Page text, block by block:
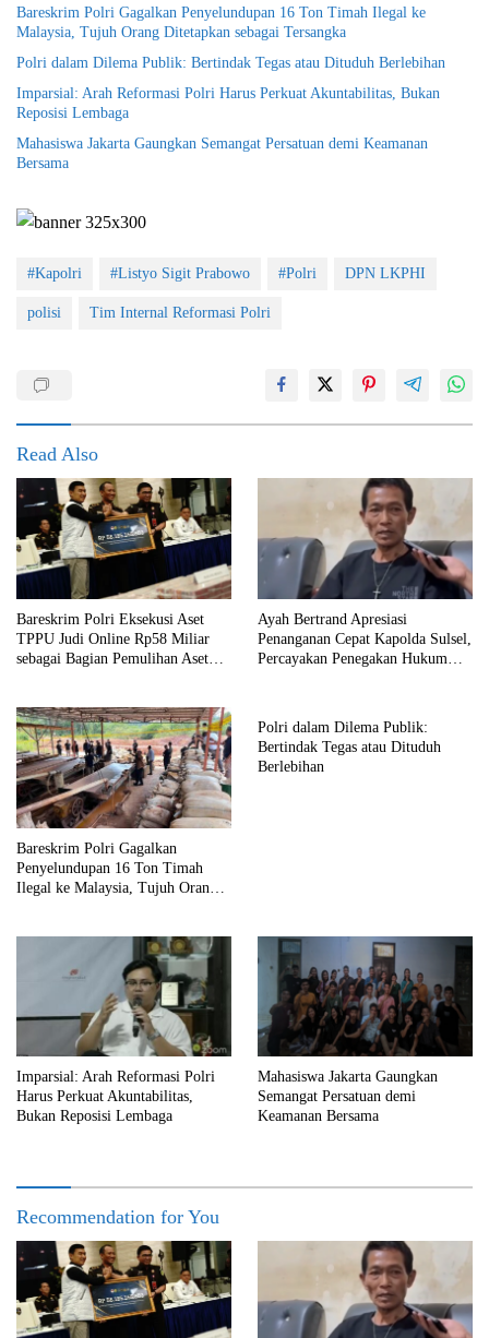
Bareskrim Polri Gagalkan Penyelundupan 16 Ton Timah Ilegal ke
Malaysia, Tujuh Orang Ditetapkan sebagai Tersangka
Polri dalam Dilema Publik: Bertindak Tegas atau Dituduh Berlebihan
Imparsial: Arah Reformasi Polri Harus Perkuat Akuntabilitas, Bukan
Reposisi Lembaga
Mahasiswa Jakarta Gaungkan Semangat Persatuan demi Keamanan
Bersama
#Kapolri #Listyo Sigit Prabowo #Polri DPN LKPHI
polisi Tim Internal Reformasi Polri
Read Also
Bareskrim Polri Eksekusi Aset
TPPU Judi Online Rp58 Miliar
sebagai Bagian Pemulihan Aset
Ayah Bertrand Apresiasi
Penanganan Cepat Kapolda Sulsel,
Percayakan Penegakan Hukum
Bareskrim Polri Gagalkan
Penyelundupan 16 Ton Timah
Ilegal ke Malaysia, Tujuh Orang
Polri dalam Dilema Publik:
Bertindak Tegas atau Dituduh
Berlebihan
Imparsial: Arah Reformasi Polri
Harus Perkuat Akuntabilitas,
Bukan Reposisi Lembaga
Mahasiswa Jakarta Gaungkan
Semangat Persatuan demi
Keamanan Bersama
Recommendation for You